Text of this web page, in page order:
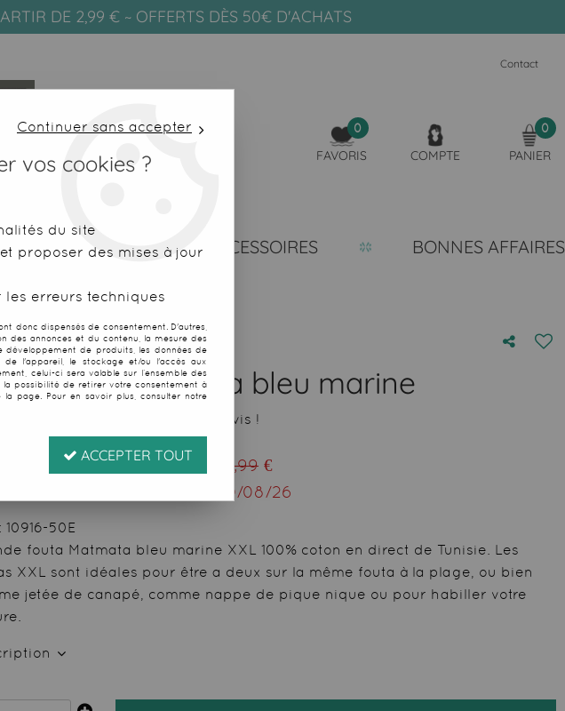
DE 2,99 € ~ OFFERTS DÈS 50€ D'ACHATS
Contact
0
FAVORIS COMPTE
0
PANIER
FOUTAS ACCESSOIRES BONNES AFFAIRES
XXL Matmata bleu marine
le premier à donner votre avis !
TTC au lieu de 44,99 €
10/08/26
10916-50E
fouta Matmata bleu marine XXL 100% coton en direct de Tunisie. Les
XXL sont idéales pour être a deux sur la même fouta à la plage, ou bien
jetée de canapé, comme nappe de pique nique ou pour habiller votre
Continuer sans accepter
vos cookies ?
du site
proposer des mises à jour
erreurs techniques
donc dispensés de consentement. D'autres,
des annonces et du contenu, la mesure des
développement de produits, les données de
l'appareil, le stockage et/ou l'accès aux
celui-ci sera valable sur l’ensemble des
possibilité de retirer votre consentement à
page. Pour en savoir plus, consulter notre
ACCEPTER TOUT